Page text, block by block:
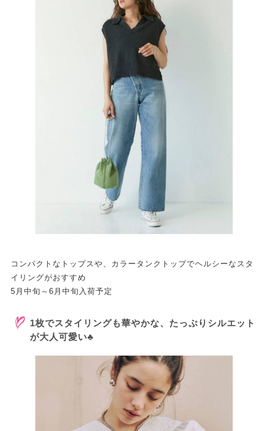
コンパクトなトップスや、カラータンクトップでヘルシーなスタ
イリングがおすすめ
5月中旬～6月中旬入荷予定
1枚でスタイリングも華やかな、たっぷりシルエット
が大人可愛い♣